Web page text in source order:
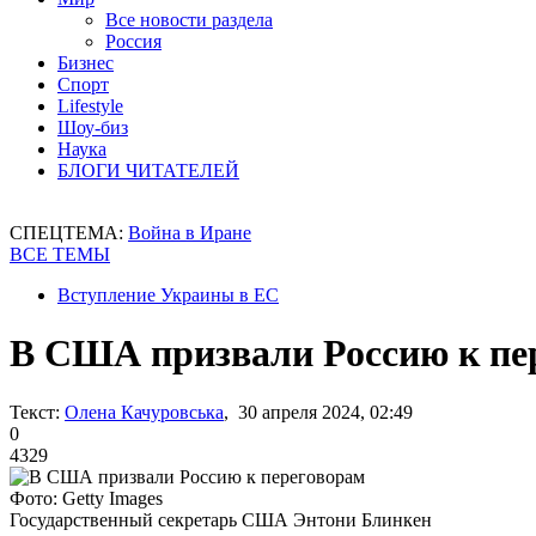
Все новости раздела
Россия
Бизнес
Спорт
Lifestyle
Шоу-биз
Наука
БЛОГИ ЧИТАТЕЛЕЙ
СПЕЦТЕМА: Война в Иране
ВСЕ ТЕМЫ
Вступление Украины в ЕС
В США призвали Россию к
Текст: Олена Качуровська, 30 апреля 2024, 02:49
0
4329
Фото: Getty Images
Государственный секретарь США Энтони Блинкен